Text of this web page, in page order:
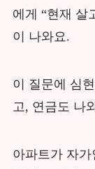
에게 “현재 살
이 나와요.
이 질문에 심
고, 연금도 나
아파트가 자